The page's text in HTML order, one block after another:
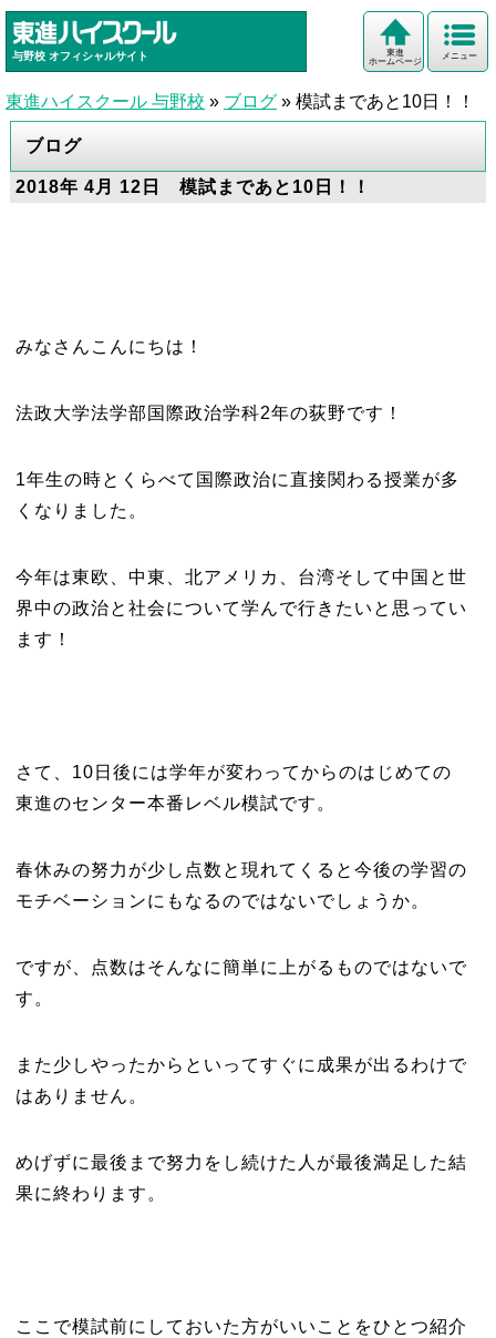
与野校 オフィシャルサイト メニュー
東進
ホームページ
東進ハイスクール 与野校 » ブログ » 模試まであと10日！！
ブログ
2018年 4月 12日 模試まであと10日！！
みなさんこんにちは！
法政大学法学部国際政治学科2年の荻野です！
1年生の時とくらべて国際政治に直接関わる授業が多
くなりました。
今年は東欧、中東、北アメリカ、台湾そして中国と世
界中の政治と社会について学んで行きたいと思ってい
ます！
さて、10日後には学年が変わってからのはじめての
東進のセンター本番レベル模試です。
春休みの努力が少し点数と現れてくると今後の学習の
モチベーションにもなるのではないでしょうか。
ですが、点数はそんなに簡単に上がるものではないで
す。
また少しやったからといってすぐに成果が出るわけで
はありません。
めげずに最後まで努力をし続けた人が最後満足した結
果に終わります。
ここで模試前にしておいた方がいいことをひとつ紹介